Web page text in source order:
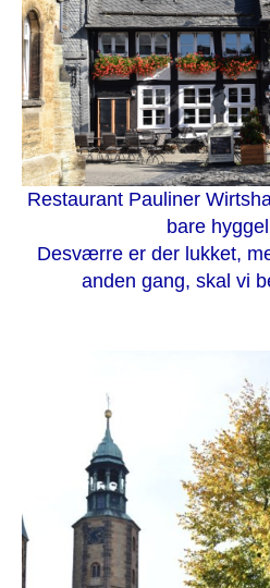
Restaurant Pauliner
bare
Desværre er der lukket,
anden gang, skal vi